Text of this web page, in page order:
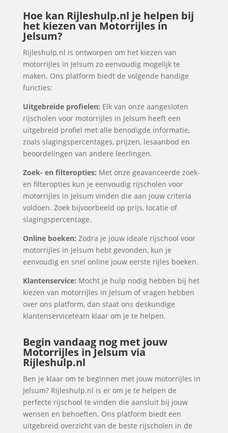
Hoe kan Rijleshulp.nl je helpen bij
het kiezen van Motorrijles in
Jelsum?
Rijleshulp.nl is ontworpen om het kiezen van
motorrijles in Jelsum zo eenvoudig mogelijk te
maken. Ons platform biedt de volgende handige
functies:
Uitgebreide profielen: Elk van onze aangesloten
rijscholen voor motorrijles in Jelsum heeft een
uitgebreid profiel met alle benodigde informatie,
zoals slagingspercentages, prijzen, lesaanbod en
beoordelingen van andere leerlingen.
Zoek- en filteropties: Met onze geavanceerde zoek-
en filteropties kun je eenvoudig rijscholen voor
motorrijles in Jelsum vinden die aan jouw criteria
voldoen. Zoek bijvoorbeeld op prijs, locatie of
slagingspercentage.
Online boeken: Zodra je jouw ideale rijschool voor
motorrijles in Jelsum hebt gevonden, kun je
eenvoudig en snel online jouw eerste rijles boeken.
Klantenservice: Mocht je hulp nodig hebben bij het
kiezen van motorrijles in Jelsum of vragen hebben
over ons platform, dan staat ons deskundige
klantenserviceteam klaar om je te helpen.
Begin vandaag nog met jouw
Motorrijles in Jelsum via
Rijleshulp.nl
Ben je klaar om te beginnen met jouw motorrijles in
Jelsum? Rijleshulp.nl is er om je te helpen de
perfecte rijschool te vinden die aansluit bij jouw
wensen en behoeften. Ons platform biedt een
uitgebreid overzicht van de beste rijscholen in de